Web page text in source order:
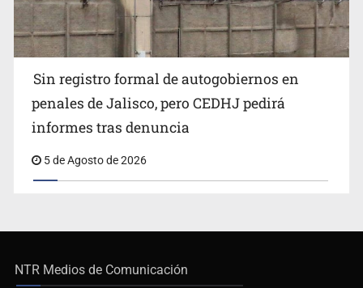
Sin registro formal de autogobiernos en
penales de Jalisco, pero CEDHJ pedirá
informes tras denuncia
5 de Agosto de 2026
NTR Medios de Comunicación